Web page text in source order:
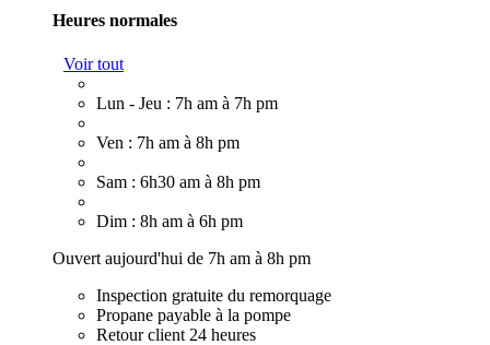
Heures normales
Voir tout
Lun - Jeu : 7h am à 7h pm
Ven : 7h am à 8h pm
Sam : 6h30 am à 8h pm
Dim : 8h am à 6h pm
Ouvert aujourd'hui de 7h am à 8h pm
Inspection gratuite du remorquage
Propane payable à la pompe
Retour client 24 heures